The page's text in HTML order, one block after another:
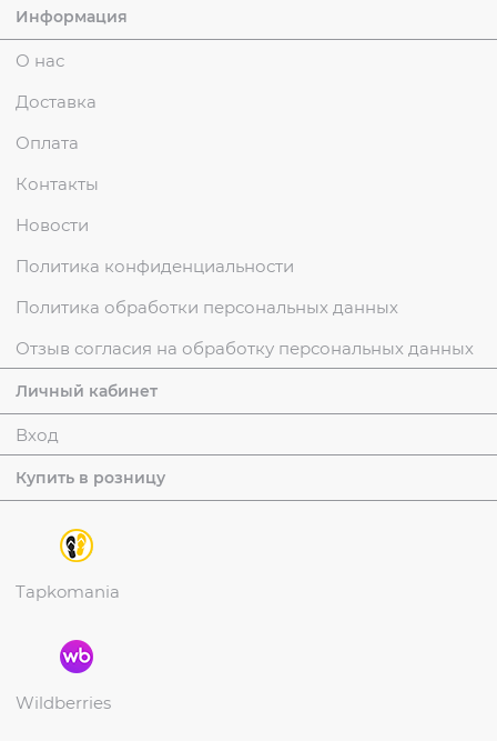
Информация
О нас
Доставка
Оплата
Контакты
Новости
Политика конфиденциальности
Политика обработки персональных данных
Отзыв согласия на обработку персональных данных
Личный кабинет
Вход
Купить в розницу
Tapkomania
Wildberries